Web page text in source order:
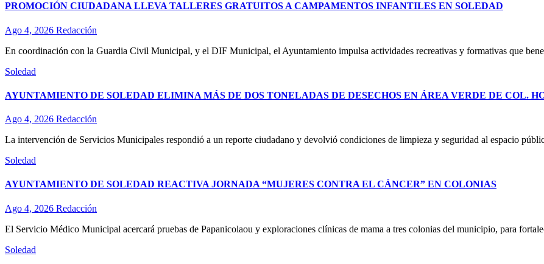
PROMOCIÓN CIUDADANA LLEVA TALLERES GRATUITOS A CAMPAMENTOS INFANTILES EN SOLEDAD
Ago 4, 2026 Redacción
En coordinación con la Guardia Civil Municipal, y el DIF Municipal, el Ayuntamiento impulsa actividades recreativas y formativas que
Soledad
AYUNTAMIENTO DE SOLEDAD ELIMINA MÁS DE DOS TONELADAS DE DESECHOS EN ÁREA VERDE DE COL.
Ago 4, 2026 Redacción
La intervención de Servicios Municipales respondió a un reporte ciudadano y devolvió condiciones de limpieza y seguridad al espacio
Soledad
AYUNTAMIENTO DE SOLEDAD REACTIVA JORNADA “MUJERES CONTRA EL CÁNCER” EN COLONIAS
Ago 4, 2026 Redacción
El Servicio Médico Municipal acercará pruebas de Papanicolaou y exploraciones clínicas de mama a tres colonias del municipio, para
Soledad